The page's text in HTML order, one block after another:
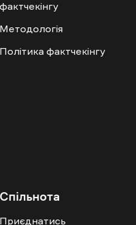
фактчекінгу
Методологія
Політика фактчекінгу
Спільнота
Приєднатись